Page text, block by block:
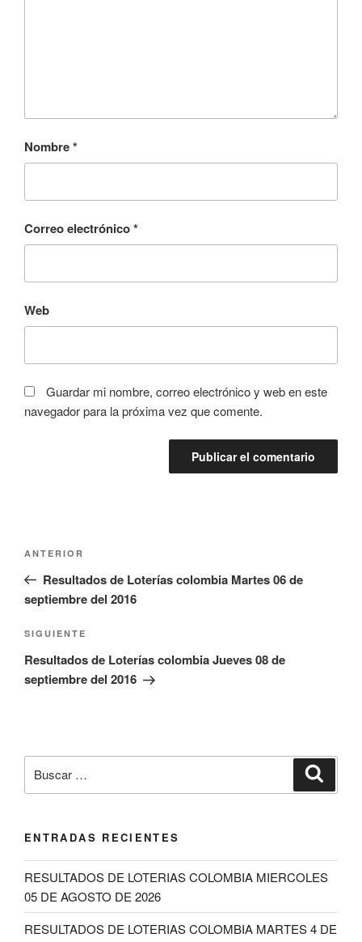
Nombre*
Correo electrónico*
Web
Guardar mi nombre, correo electrónico y web en este
navegador para la próxima vez que comente.
entradas
Entrada
anterior:
ANTERIOR
Resultados de Loterías colombia Martes 06 de
septiembre del 2016
Siguiente
entrada
SIGUIENTE
Resultados de Loterías colombia Jueves 08 de
septiembre del 2016
por:
ENTRADAS RECIENTES
RESULTADOS DE LOTERIAS COLOMBIA MIERCOLES
05 DE AGOSTO DE 2026
RESULTADOS DE LOTERIAS COLOMBIA MARTES 4 DE